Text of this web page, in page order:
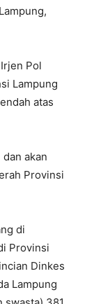
Pol
Lampung
atas
akan
Provinsi
di
Provinsi
Dinkes
Lampung